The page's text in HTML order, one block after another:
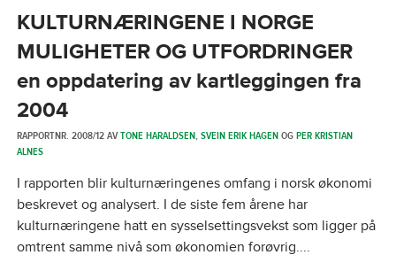
KULTURNÆRINGENE I NORGE
MULIGHETER OG UTFORDRINGER
en oppdatering av kartleggingen fra
2004
RAPPORTNR. 2008/12 AVTONE HARALDSEN,SVEIN ERIK HAGENOGPER KRISTIAN
ALNES
I rapporten blir kulturnæringenes omfang i norsk økonomi
beskrevet og analysert. I de siste fem årene har
kulturnæringene hatt en sysselsettingsvekst som ligger på
omtrent samme nivå som økonomien forøvrig....